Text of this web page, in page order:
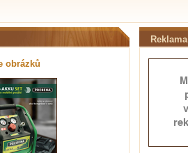
obrázků
Reklama